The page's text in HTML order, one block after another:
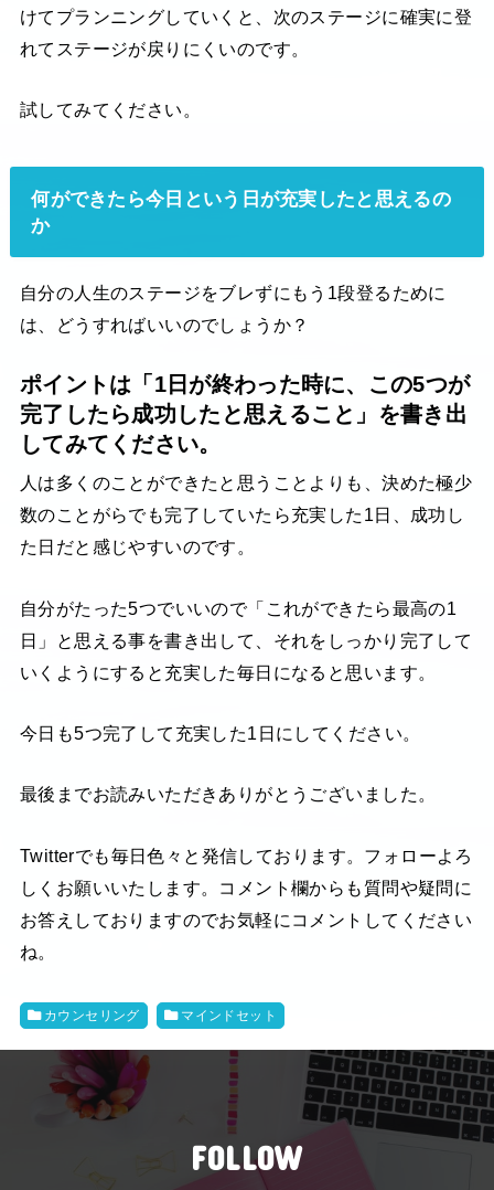
けてプランニングしていくと、次のステージに確実に登
れてステージが戻りにくいのです。
試してみてください。
何ができたら今日という日が充実したと思えるの
か
自分の人生のステージをブレずにもう1段登るために
は、どうすればいいのでしょうか？
ポイントは「1日が終わった時に、この5つが
完了したら成功したと思えること」を書き出
してみてください。
人は多くのことができたと思うことよりも、決めた極少
数のことがらでも完了していたら充実した1日、成功し
た日だと感じやすいのです。
自分がたった5つでいいので「これができたら最高の1
日」と思える事を書き出して、それをしっかり完了して
いくようにすると充実した毎日になると思います。
今日も5つ完了して充実した1日にしてください。
最後までお読みいただきありがとうございました。
Twitterでも毎日色々と発信しております。フォローよろ
しくお願いいたします。コメント欄からも質問や疑問に
お答えしておりますのでお気軽にコメントしてください
ね。
カウンセリング マインドセット
FOLLOW